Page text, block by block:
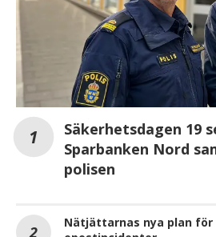
Säkerhetsdagen 19
Sparbanken Nord
polisen
Nätjättarnas nya plan